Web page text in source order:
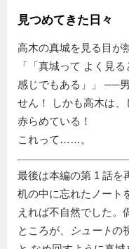
見つめてきた日々
高木の真城を見る目が
「
真城って よく見
感じでもある
」 ──
せん！ しかも高木は
赤らめている！
これって……。
最後は本編の第 1 話を
机の中に忘れたノート
えれば不自然でした。
ところが、
シュートの